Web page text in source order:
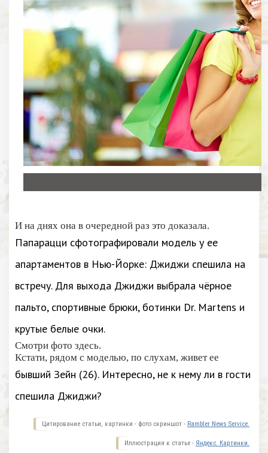
И на днях она в очередной раз это доказала.
Папарацци сфотографировали модель у ее
апартаментов в Нью-Йорке: Джиджи спешила на
встречу. Для выхода Джиджи выбрала чёрное
пальто, спортивные брюки, ботинки Dr. Martens и
крутые белые очки.
Смотри фото здесь.
Кстати, рядом с моделью, по слухам, живет ее
бывший Зейн (26). Интересно, не к нему ли в гости
спешила Джиджи?
Цитирование статьи, картинки - фото скриншот - Rambler News Service.
Иллюстрация к статье - Яндекс. Картинки.